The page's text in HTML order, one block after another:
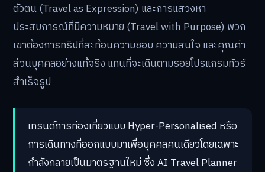
ตัวตน (Travel as Expression) และการแสวงหา
ประสบการณ์ที่มีความหมาย (Travel with Purpose) พวก
เขาต้องการทริปที่สะท้อนความชอบ ความสนใจ และคุณค่า
ส่วนบุคคลอย่างแท้จริง แทนที่จะเดินตามรอยโปรแกรมทัวร์
สำเร็จรูป
เทรนด์การท่องเที่ยวแบบ Hyper-Personalised หรือ
การเดินทางที่ออกแบบมาเพื่อบุคคลคนเดียวโดยเฉพาะ
กำลังกลายเป็นมาตรฐานใหม่ ซึ่ง AI Travel Planner